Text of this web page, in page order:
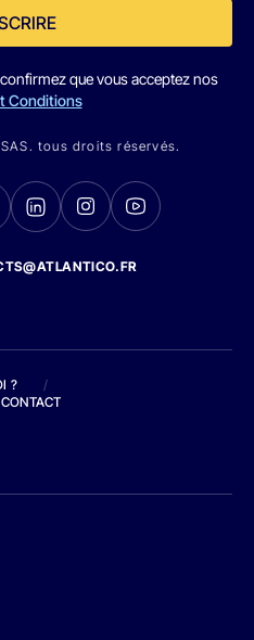
que vous acceptez nos
Conditions
tous droits réservés.
?
/
CONTACT